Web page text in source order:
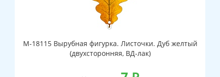
М-18115 Вырубная фигурка. Листочки. Дуб желтый
(двухсторонняя, ВД-лак)